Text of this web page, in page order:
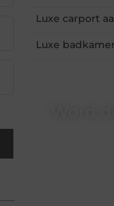
Luxe carport
Luxe